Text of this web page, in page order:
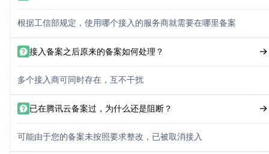
根据工信部规定，使用哪个接入的服务商就需要在哪里备案
接入备案之后原来的备案如何处理？
多个接入商可同时存在，互不干扰
已在腾讯云备案过，为什么还是阻断？
可能由于您的备案未按照要求整改，已被取消接入